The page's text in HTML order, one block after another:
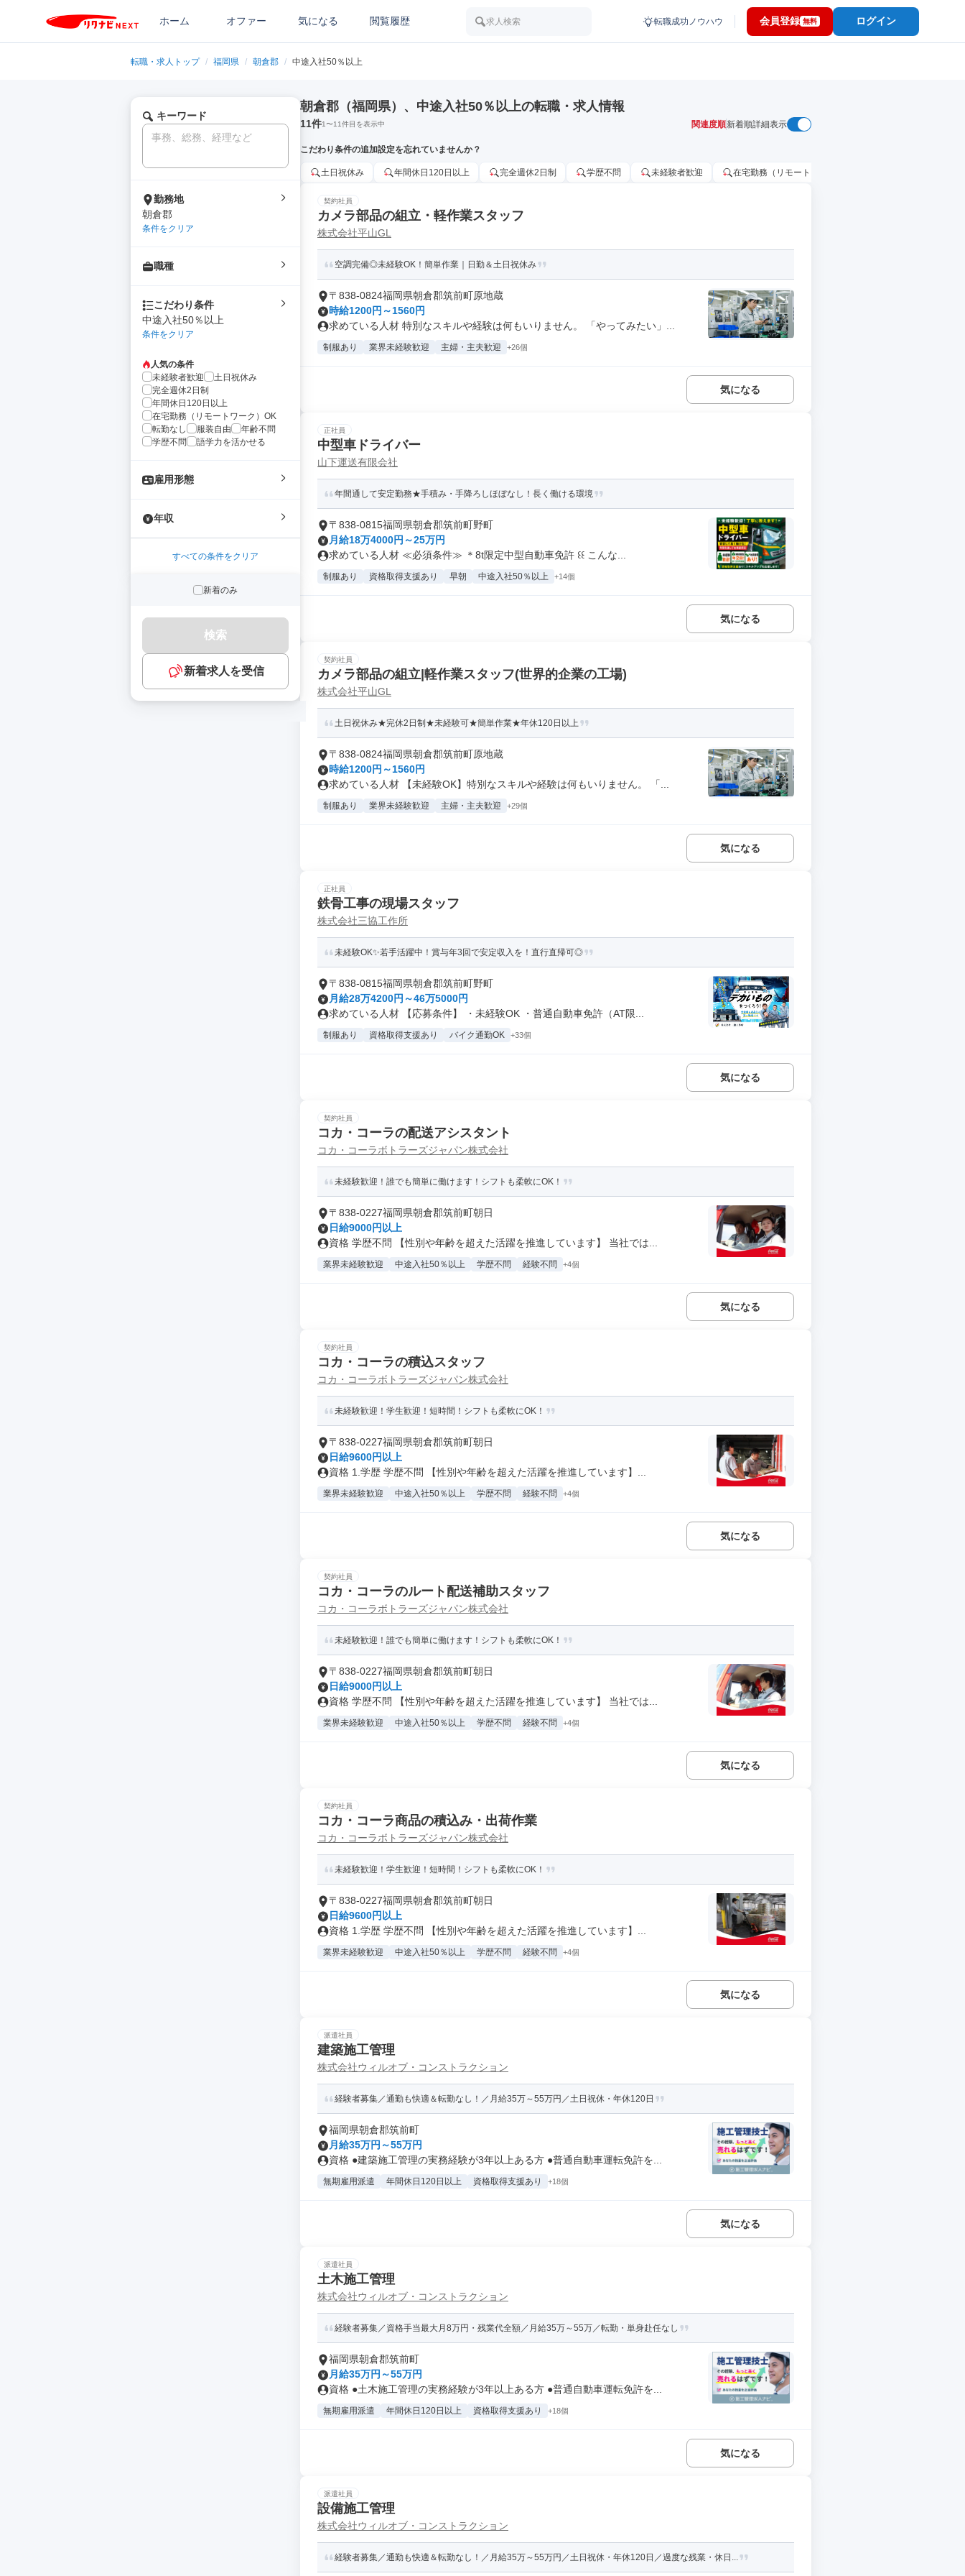
ホーム オファー 気になる 閲覧履歴 求人検索 転職成功ノウハウ 会員登録 無料 ログイン
転職・求人トップ / 福岡県 / 朝倉郡 / 中途入社50％以上
キーワード
勤務地
朝倉郡
条件をクリア
職種
こだわり条件
中途入社50％以上
条件をクリア
人気の条件
未経験者歓迎
土日祝休み
完全週休2日制
年間休日120日以上
在宅勤務（リモートワーク）OK
転勤なし
服装自由
年齢不問
学歴不問
語学力を活かせる
雇用形態
年収
すべての条件をクリア
新着のみ
検索
新着求人を受信
朝倉郡（福岡県）、中途入社50％以上の転職・求人情報
11件1〜11件目を表示中 関連度順新着順詳細表示
こだわり条件の追加設定を忘れていませんか？
土日祝休み 年間休日120日以上 完全週休2日制 学歴不問 未経験者歓迎 在宅勤務（リモートワーク）OK
契約社員
カメラ部品の組立・軽作業スタッフ
株式会社平山GL
空調完備◎未経験OK！簡単作業｜日勤＆土日祝休み
〒838-0824福岡県朝倉郡筑前町原地蔵
時給1200円～1560円
求めている人材 特別なスキルや経験は何もいりません。 「やってみたい」...
制服あり 業界未経験歓迎 主婦・主夫歓迎 +26個
気になる
正社員
中型車ドライバー
山下運送有限会社
年間通して安定勤務★手積み・手降ろしほぼなし！長く働ける環境
〒838-0815福岡県朝倉郡筑前町野町
月給18万4000円～25万円
求めている人材 ≪必須条件≫ ＊8t限定中型自動車免許 ꒰꒰ こんな...
制服あり 資格取得支援あり 早朝 中途入社50％以上 +14個
気になる
契約社員
カメラ部品の組立|軽作業スタッフ(世界的企業の工場)
株式会社平山GL
土日祝休み★完休2日制★未経験可★簡単作業★年休120日以上
〒838-0824福岡県朝倉郡筑前町原地蔵
時給1200円～1560円
求めている人材 【未経験OK】特別なスキルや経験は何もいりません。 「...
制服あり 業界未経験歓迎 主婦・主夫歓迎 +29個
気になる
正社員
鉄骨工事の現場スタッフ
株式会社三協工作所
未経験OK✨若手活躍中！賞与年3回で安定収入を！直行直帰可◎
〒838-0815福岡県朝倉郡筑前町野町
月給28万4200円～46万5000円
求めている人材 【応募条件】 ・未経験OK ・普通自動車免許（AT限...
制服あり 資格取得支援あり バイク通勤OK +33個
気になる
契約社員
コカ・コーラの配送アシスタント
コカ・コーラボトラーズジャパン株式会社
未経験歓迎！誰でも簡単に働けます！シフトも柔軟にOK！
〒838-0227福岡県朝倉郡筑前町朝日
日給9000円以上
資格 学歴不問 【性別や年齢を超えた活躍を推進しています】 当社では...
業界未経験歓迎 中途入社50％以上 学歴不問 経験不問 +4個
気になる
契約社員
コカ・コーラの積込スタッフ
コカ・コーラボトラーズジャパン株式会社
未経験歓迎！学生歓迎！短時間！シフトも柔軟にOK！
〒838-0227福岡県朝倉郡筑前町朝日
日給9600円以上
資格 1.学歴 学歴不問 【性別や年齢を超えた活躍を推進しています】...
業界未経験歓迎 中途入社50％以上 学歴不問 経験不問 +4個
気になる
契約社員
コカ・コーラのルート配送補助スタッフ
コカ・コーラボトラーズジャパン株式会社
未経験歓迎！誰でも簡単に働けます！シフトも柔軟にOK！
〒838-0227福岡県朝倉郡筑前町朝日
日給9000円以上
資格 学歴不問 【性別や年齢を超えた活躍を推進しています】 当社では...
業界未経験歓迎 中途入社50％以上 学歴不問 経験不問 +4個
気になる
契約社員
コカ・コーラ商品の積込み・出荷作業
コカ・コーラボトラーズジャパン株式会社
未経験歓迎！学生歓迎！短時間！シフトも柔軟にOK！
〒838-0227福岡県朝倉郡筑前町朝日
日給9600円以上
資格 1.学歴 学歴不問 【性別や年齢を超えた活躍を推進しています】...
業界未経験歓迎 中途入社50％以上 学歴不問 経験不問 +4個
気になる
派遣社員
建築施工管理
株式会社ウィルオブ・コンストラクション
経験者募集／通勤も快適＆転勤なし！／月給35万～55万円／土日祝休・年休120日
福岡県朝倉郡筑前町
月給35万円～55万円
資格 ●建築施工管理の実務経験が3年以上ある方 ●普通自動車運転免許を...
無期雇用派遣 年間休日120日以上 資格取得支援あり +18個
気になる
派遣社員
土木施工管理
株式会社ウィルオブ・コンストラクション
経験者募集／資格手当最大月8万円・残業代全額／月給35万～55万／転勤・単身赴任なし
福岡県朝倉郡筑前町
月給35万円～55万円
資格 ●土木施工管理の実務経験が3年以上ある方 ●普通自動車運転免許を...
無期雇用派遣 年間休日120日以上 資格取得支援あり +18個
気になる
派遣社員
設備施工管理
株式会社ウィルオブ・コンストラクション
経験者募集／通勤も快適＆転勤なし！／月給35万～55万円／土日祝休・年休120日／過度な残業・休日...